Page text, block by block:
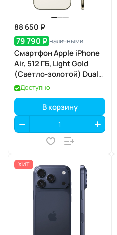
88 650 ₽
79 790 ₽ наличными
Смартфон Apple iPhone
Air, 512 ГБ, Light Gold
(Светло-золотой) Dual
eSIM
Доступно
В корзину
ХИТ